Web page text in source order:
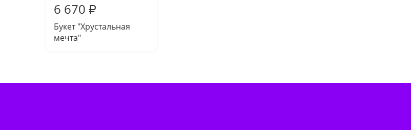
6 670 ₽
Букет "Хрустальная
мечта"